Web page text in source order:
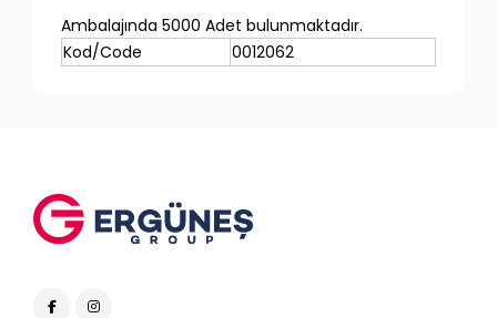
Ambalajında 5000 Adet bulunmaktadır.
Kod/Code
0012062